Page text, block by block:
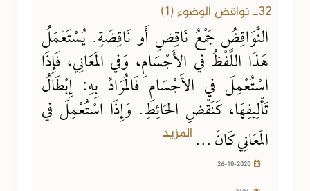
32ـ نواقض الوضوء (1)
النَّوَاقِضُ جَمْعُ نَاقِضٍ أَو نَاقِضَةٍ. يُسْتَعْمَلُ
هَذَا اللَّفْظُ في الأَجْسَامِ، وَفي المَعَانِي، فَإِذَا
اسْتُعْمِلَ في الأَجْسَامِ فَالمُرَادُ بِهِ: إِبْطَالُ
تَأْلِيفِهَا، كَنَقْضِ الحَائِطِ. وَإِذَا اسْتُعْمِلَ في
المَعَانِي كَانَ ... المزيد